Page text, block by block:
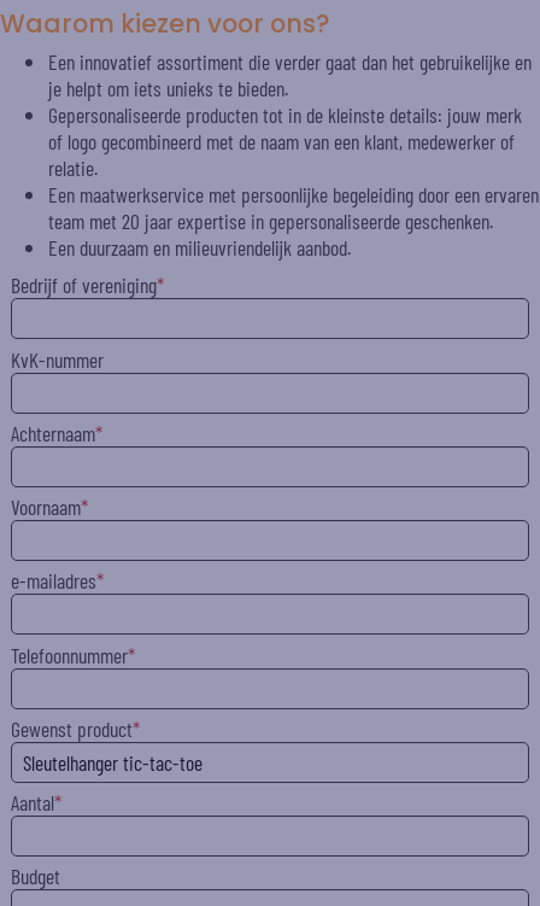
Waarom kiezen voor ons?
Een innovatief assortiment die verder gaat dan het gebruikelijke en
je helpt om iets unieks te bieden.
Gepersonaliseerde producten tot in de kleinste details: jouw merk
of logo gecombineerd met de naam van een klant, medewerker of
relatie.
Een maatwerkservice met persoonlijke begeleiding door een ervaren
team met 20 jaar expertise in gepersonaliseerde geschenken.
Een duurzaam en milieuvriendelijk aanbod.
Bedrijf of vereniging
KvK-nummer
Achternaam
Voornaam
e-mailadres
Telefoonnummer
Gewenst product
Aantal
Budget